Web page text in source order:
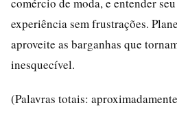
experiência sem frustrações.
aproveite as barganhas que
inesquecível.
(Palavras totais: